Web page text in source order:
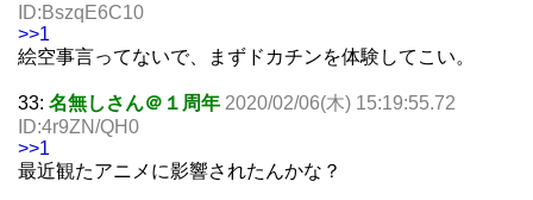
ID:BszqE6C10
>>1
絵空事言ってないで、まずドカチンを体験してこい。
33: 名無しさん＠１周年 2020/02/06(木) 15:19:55.72
ID:4r9ZN/QH0
>>1
最近観たアニメに影響されたんかな？